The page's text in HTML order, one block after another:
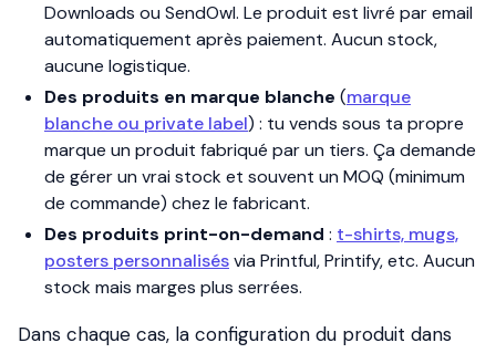
Downloads ou SendOwl. Le produit est livré par email
automatiquement après paiement. Aucun stock,
aucune logistique.
Des produits en marque blanche (marque
blanche ou private label) : tu vends sous ta propre
marque un produit fabriqué par un tiers. Ça demande
de gérer un vrai stock et souvent un MOQ (minimum
de commande) chez le fabricant.
Des produits print-on-demand : t-shirts, mugs,
posters personnalisésvia Printful, Printify, etc. Aucun
stock mais marges plus serrées.
Dans chaque cas, la configuration du produit dans